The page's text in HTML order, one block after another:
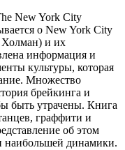
New York City
о New York City
Холман) и их
информация и
культуры, которая
Множество
брейкинга и
быть утрачены. Книга
граффити и
об этом
наибольшей динамики.